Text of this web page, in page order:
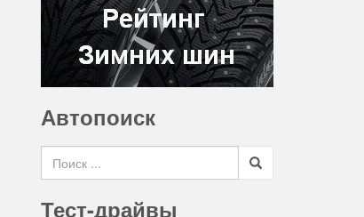
Автопоиск
Search for
Тест-драйвы